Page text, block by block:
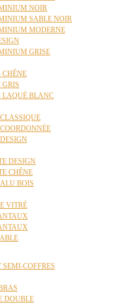
NOIR
SABLE NOIR
MODERNE
GRISE
CHÊNE
GRIS
LAQUÉ BLANC
DESIGN
CHÊNE
BOIS
VITRÉ
SEMI-COFFRES
DOUBLE